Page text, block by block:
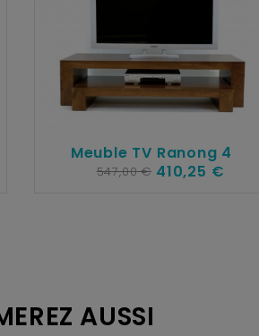
Meuble TV Ranong 4
547,00 € 410,25 €
AUSSI